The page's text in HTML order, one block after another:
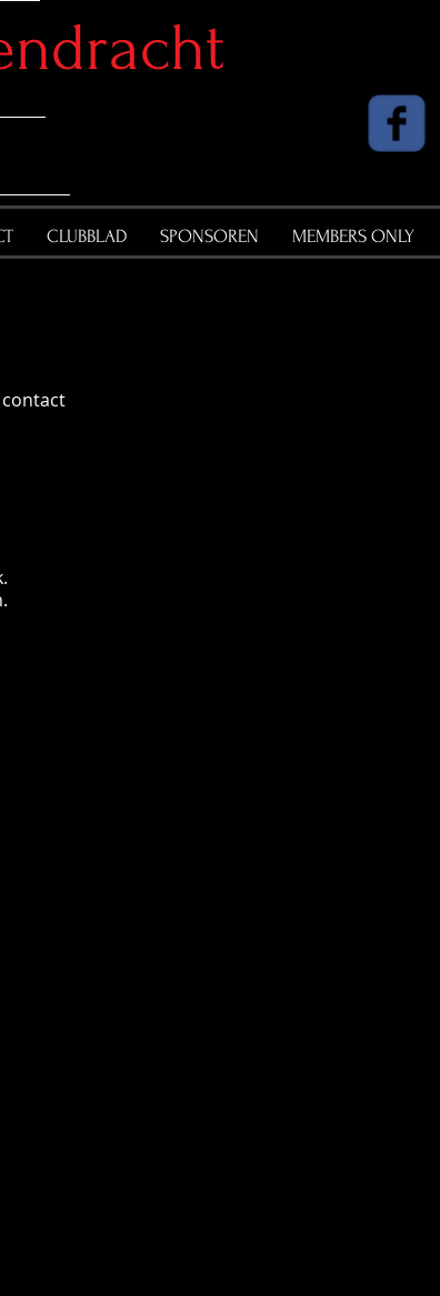
CLUBBLAD SPONSOREN MEMBERS ONLY